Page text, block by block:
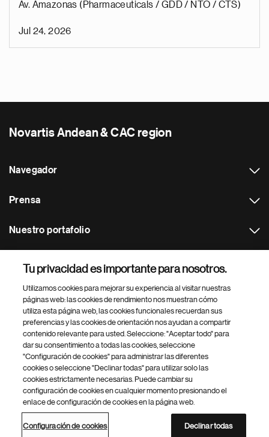
Av. Amazonas (Pharmaceuticals / GDD / NTO / CTS)
Jul 24, 2026
Novartis Andean & CAC region
Navegador
Prensa
Nuestro portafolio
Footer Site Search
inferior
del
© 2026 Novartis AG
Política de privacidad Términos de uso
Accesibilidad
Configuración de cookies
Mapa del sitio
Tu privacidad es importante para nosotros.
Utilizamos cookies para mejorar su experiencia al visitar nuestras
páginas web: las cookies de rendimiento nos muestran cómo
utiliza esta página web, las cookies funcionales recuerdan sus
preferencias y las cookies de orientación nos ayudan a compartir
contenido relevante para usted. Seleccione: "Aceptar todo" para
dar su consentimiento a todas las cookies, seleccione
"Configuración de cookies" para administrar las diferentes
cookies o seleccione "Declinar todas" para utilizar solo las
cookies estrictamente necesarias. Puede cambiar su
configuración de cookies en cualquier momento presionando el
enlace de configuración de cookies en la página web.
Configuración de cookies Declinar todas